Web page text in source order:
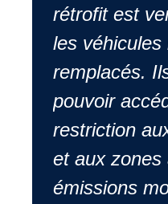
rétrofit est
les
remplacés.
pouvoir
restriction
et aux zones
émissions